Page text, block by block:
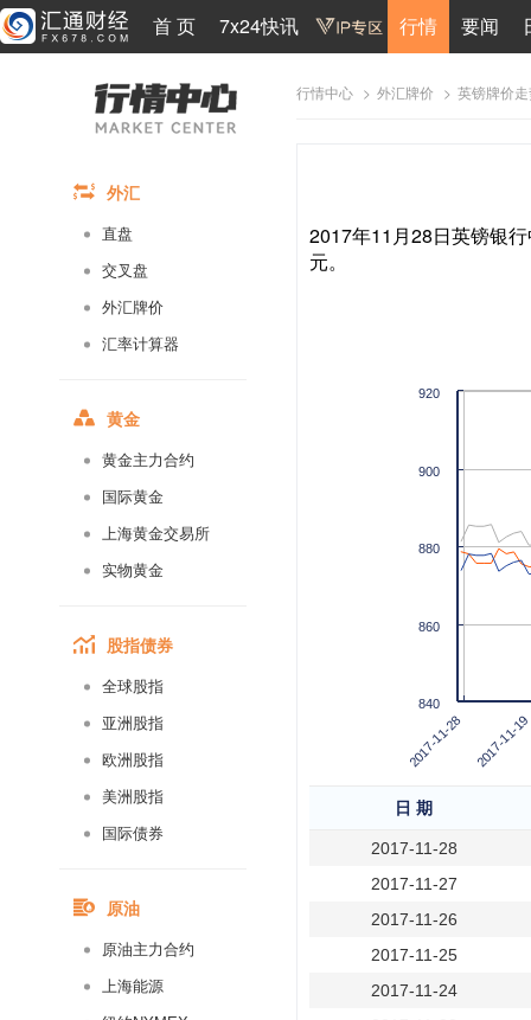
首 页 7x24快讯 行情 要闻
外汇
直盘
交叉盘
外汇牌价
汇率计算器
黄金
黄金主力合约
国际黄金
上海黄金交易所
实物黄金
股指债券
全球股指
亚洲股指
欧洲股指
美洲股指
国际债券
原油
原油主力合约
上海能源
行情中心 > 外汇牌价 > 英镑牌价
2017年11月28日英镑银
元。
2017-11-28 2017-11-19
840
860
880
900
920
日 期
2017-11-28
2017-11-27
2017-11-26
2017-11-25
2017-11-24